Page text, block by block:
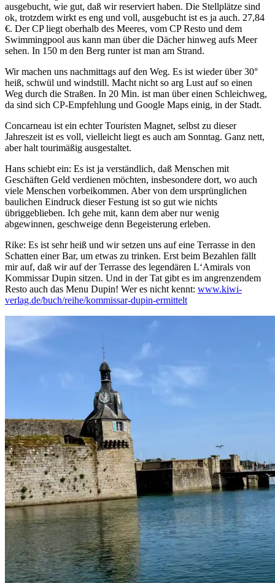
ausgebucht, wie gut, daß wir reserviert haben. Die Stellplätze sind
ok, trotzdem wirkt es eng und voll, ausgebucht ist es ja auch. 27,84
€. Der CP liegt oberhalb des Meeres, vom CP Resto und dem
Swimmingpool aus kann man über die Dächer hinweg aufs Meer
sehen. In 150 m den Berg runter ist man am Strand.
Wir machen uns nachmittags auf den Weg. Es ist wieder über 30°
heiß, schwül und windstill. Macht nicht so arg Lust auf so einen
Weg durch die Straßen. In 20 Min. ist man über einen Schleichweg,
da sind sich CP-Empfehlung und Google Maps einig, in der Stadt.
Concarneau ist ein echter Touristen Magnet, selbst zu dieser
Jahreszeit ist es voll, vielleicht liegt es auch am Sonntag. Ganz nett,
aber halt tourimäßig ausgestaltet.
Hans schiebt ein: Es ist ja verständlich, daß Menschen mit
Geschäften Geld verdienen möchten, insbesondere dort, wo auch
viele Menschen vorbeikommen. Aber von dem ursprünglichen
baulichen Eindruck dieser Festung ist so gut wie nichts
übriggeblieben. Ich gehe mit, kann dem aber nur wenig
abgewinnen, geschweige denn Begeisterung erleben.
Rike: Es ist sehr heiß und wir setzen uns auf eine Terrasse in den
Schatten einer Bar, um etwas zu trinken. Erst beim Bezahlen fällt
mir auf, daß wir auf der Terrasse des legendären L‘Amirals von
Kommissar Dupin sitzen. Und in der Tat gibt es im angrenzendem
Resto auch das Menu Dupin! Wer es nicht kennt: www.kiwi-
verlag.de/buch/reihe/kommissar-dupin-ermittelt